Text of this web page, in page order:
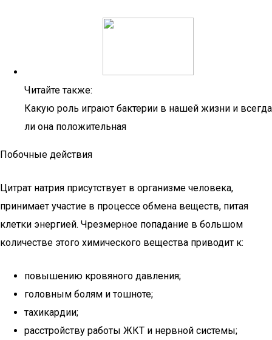
Читайте также:
Какую роль играют бактерии в нашей жизни и всегда
ли она положительная
Побочные действия
Цитрат натрия присутствует в организме человека,
принимает участие в процессе обмена веществ, питая
клетки энергией. Чрезмерное попадание в большом
количестве этого химического вещества приводит к:
повышению кровяного давления;
головным болям и тошноте;
тахикардии;
расстройству работы ЖКТ и нервной системы;